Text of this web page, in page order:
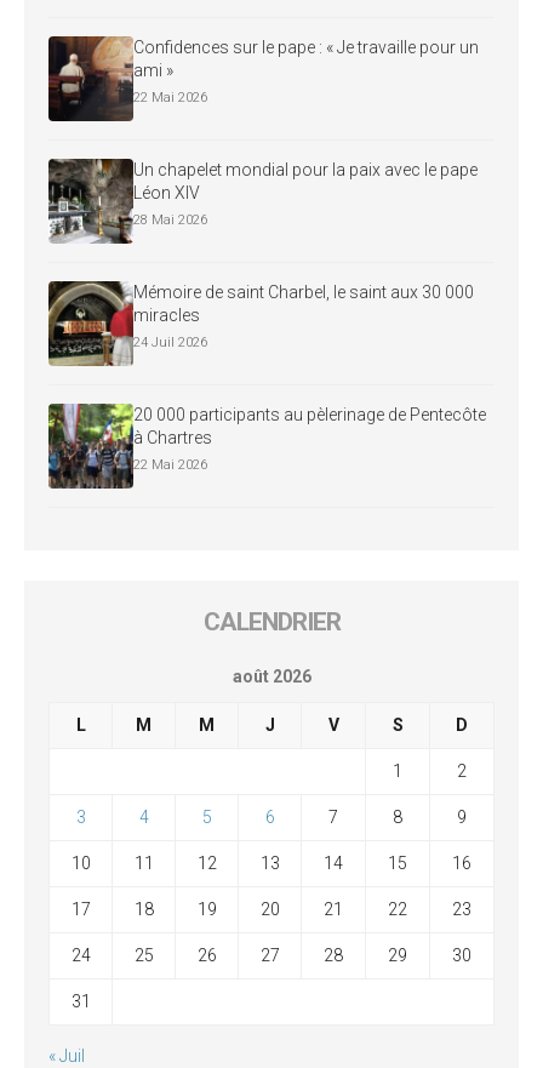
Confidences sur le pape : « Je travaille pour un
ami »
22 Mai 2026
Un chapelet mondial pour la paix avec le pape
Léon XIV
28 Mai 2026
Mémoire de saint Charbel, le saint aux 30 000
miracles
24 Juil 2026
20 000 participants au pèlerinage de Pentecôte
à Chartres
22 Mai 2026
CALENDRIER
août 2026
L M M J V S D
1 2
3 4 5 6 7 8 9
10 11 12 13 14 15 16
17 18 19 20 21 22 23
24 25 26 27 28 29 30
31
« Juil